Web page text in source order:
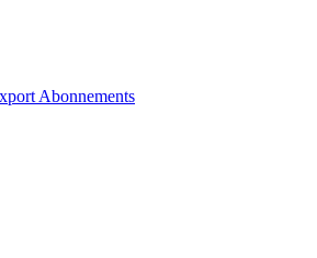
Abonnements